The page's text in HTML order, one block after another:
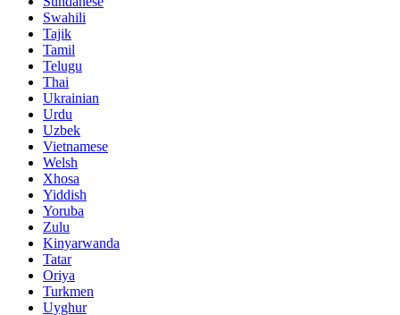
Swahili
Tajik
Tamil
Telugu
Thai
Ukrainian
Urdu
Uzbek
Vietnamese
Welsh
Xhosa
Yiddish
Yoruba
Zulu
Kinyarwanda
Tatar
Oriya
Turkmen
Uyghur